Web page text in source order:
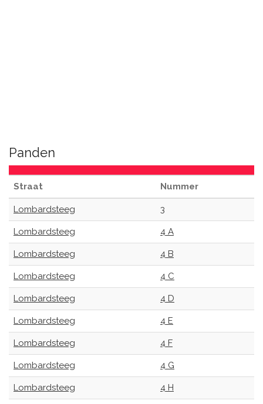
Panden
Straat Nummer
Lombardsteeg 3
Lombardsteeg 4 A
Lombardsteeg 4 B
Lombardsteeg 4 C
Lombardsteeg 4 D
Lombardsteeg 4 E
Lombardsteeg 4 F
Lombardsteeg 4 G
Lombardsteeg 4 H